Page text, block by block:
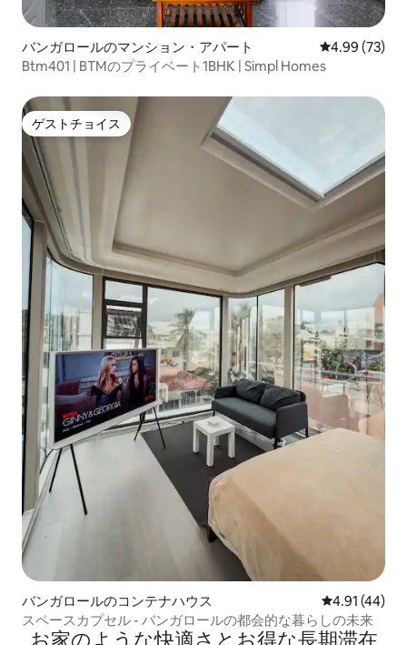
バンガロールのマンション・アパート レビュー73
4.99 (73)
Btm401 | BTMのプライベート1BHK | Simpl Homes
ゲストチョイス
ゲストチョイス
バンガロールのコンテナハウス レビュー44
4.91 (44)
スペースカプセル - バンガロールの都会的な暮らしの未来